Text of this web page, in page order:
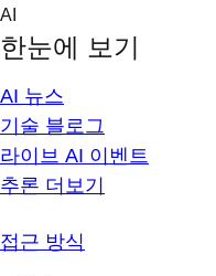
Skip
content
AI
한눈에 보기
AI 뉴스
기술 블로그
라이브 AI 이벤트
추론 더보기
접근 방식